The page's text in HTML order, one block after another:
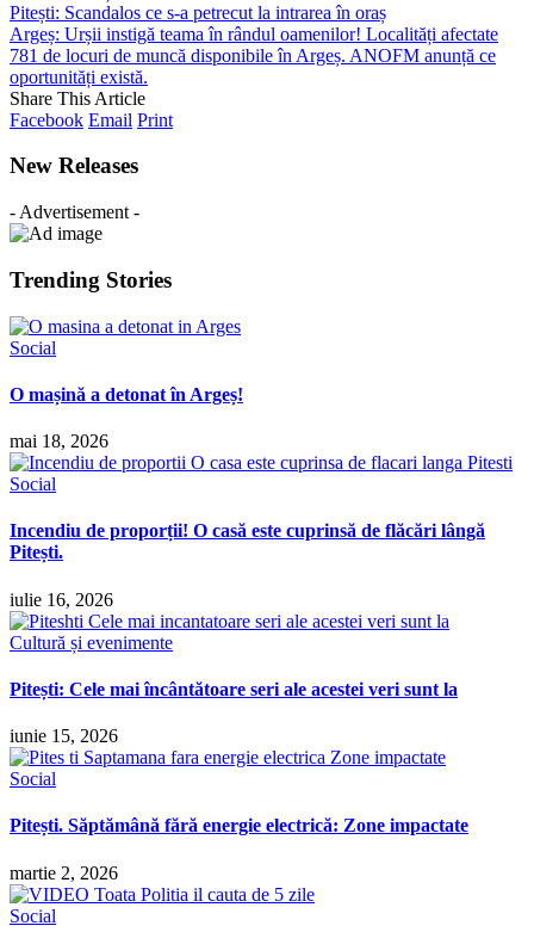
Pitești: Scandalos ce s-a petrecut la intrarea în oraș
Argeș: Urșii instigă teama în rândul oamenilor! Localități afectate
781 de locuri de muncă disponibile în Argeș. ANOFM anunță ce
oportunități există.
Share This Article
Facebook Email Print
New Releases
- Advertisement -
Trending Stories
Social
O mașină a detonat în Argeș!
mai 18, 2026
Social
Incendiu de proporții! O casă este cuprinsă de flăcări lângă
Pitești.
iulie 16, 2026
Cultură și evenimente
Pitești: Cele mai încântătoare seri ale acestei veri sunt la
iunie 15, 2026
Social
Pitești. Săptămână fără energie electrică: Zone impactate
martie 2, 2026
Social